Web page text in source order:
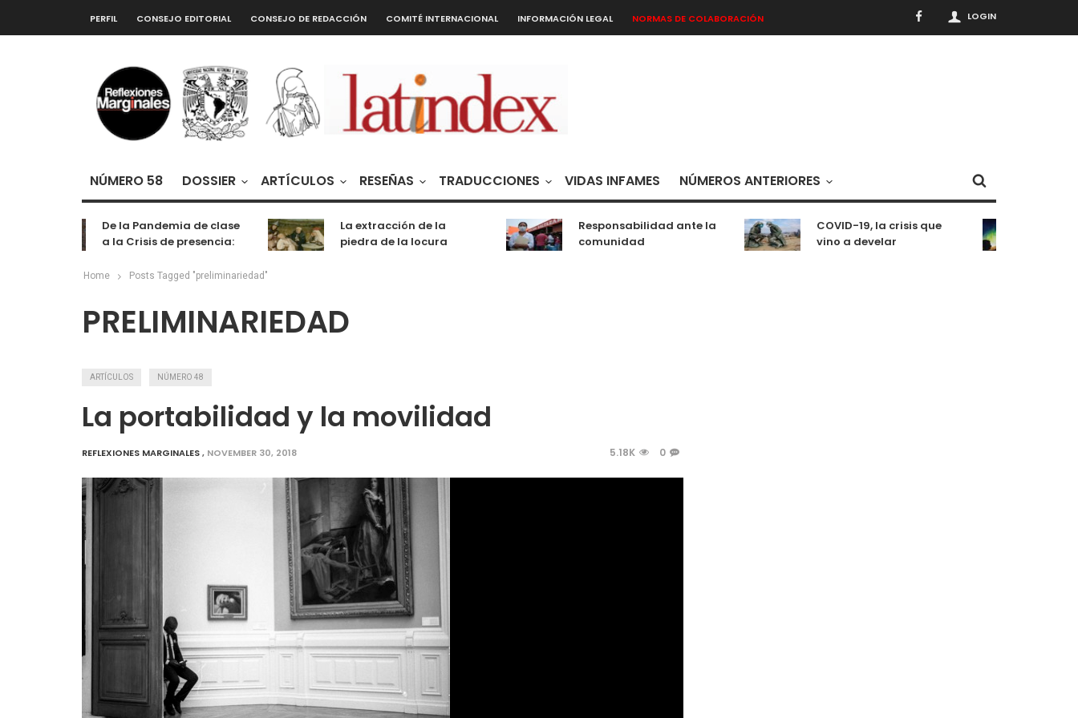
LOGIN
PERFIL CONSEJO EDITORIAL CONSEJO DE REDACCIÓN COMITÉ INTERNACIONAL INFORMACIÓN LEGAL NORMAS DE COLABORACIÓN
NÚMERO 58 DOSSIER ARTÍCULOS RESEÑAS TRADUCCIONES VIDAS INFAMES NÚMEROS ANTERIORES
De la Pandemia de clase
a la Crisis de presencia:
entretenimiento
La extracción de la
piedra de la locura
Responsabilidad ante la
comunidad
COVID-19, la crisis que
vino a develar
Home Posts Tagged "preliminariedad"
PRELIMINARIEDAD
ARTÍCULOS NÚMERO 48
La portabilidad y la movilidad
REFLEXIONES MARGINALES, NOVEMBER 30, 2018 5.18K 0